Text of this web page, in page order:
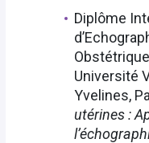
Diplôme
Université
Yvelines,
utérines :